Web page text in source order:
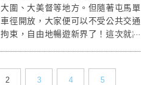
大圍、大美督等地方。但隨著屯馬單
車徑開放，大家便可以不受公共交通
拘束，自由地暢遊新界了！這次就讓
2 3 4 5